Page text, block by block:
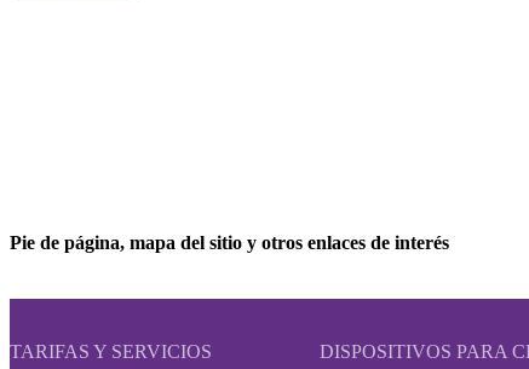
Pie de página, mapa del sitio y otros enlaces de interés
TARIFAS Y SERVICIOS
DISPOSITIVOS PARA